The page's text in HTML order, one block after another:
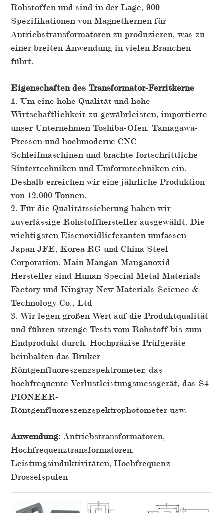
Rohstoffen und sind in der Lage, 900
Spezifikationen von Magnetkernen für
Antriebstransformatoren zu produzieren, was zu
einer breiten Anwendung in vielen Branchen
führt.
Eigenschaften des Transformator-Ferritkerne
1. Um eine hohe Qualität und hohe
Wirtschaftlichkeit zu gewährleisten, importierte
unser Unternehmen Toshiba-Ofen, Tamagawa-
Pressen und hochmoderne CNC-
Schleifmaschinen und brachte fortschrittliche
Sintertechniken und Umformtechniken ein.
Deshalb erreichen wir eine jährliche Produktion
von 12.000 Tonnen.
2. Für die Qualitätssicherung haben wir
zuverlässige Rohstoffhersteller ausgewählt. Die
wichtigsten Eisenoxidlieferanten umfassen
Japan JFE, Korea RG und China Steel
Corporation. Main Mangan-Manganoxid-
Hersteller sind Hunan Special Metal Materials
Factory und Kingray New Materials Science &
Technology Co., Ltd
3. Wir legen großen Wert auf die Produktqualität
und führen strenge Tests vom Rohstoff bis zum
Endprodukt durch. Hochpräzise Prüfgeräte
beinhalten das Bruker-
Röntgenfluoreszenzspektrometer, das
hochfrequente Verlustleistungsmessgerät, das S4
PIONEER-
Röntgenfluoreszenzspektrophotometer usw.
Anwendung: Antriebstransformatoren,
Hochfrequenztransformatoren,
Leistungsinduktivitäten, Hochfrequenz-
Drosselspulen